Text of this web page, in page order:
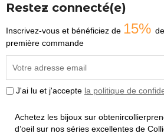
Restez connecté(e)
Inscrivez-vous et bénéficiez de 15%
première commande
J'ai lu et j'accepte la politique de
Achetez les bijoux sur
d’oeil sur nos séries excellentes de